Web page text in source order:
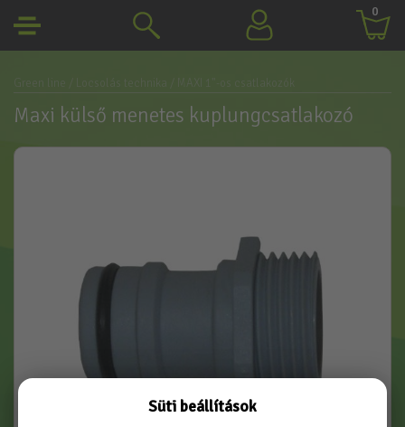
0
Maxi külső menetes kuplungcsatlakozó
Süti beállítások